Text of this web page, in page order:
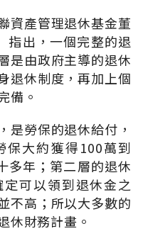
資產管理退休基金董
出，一個完整的退
是由政府主導的退休
退休制度，再加上個
備。
是勞保的退休給付，
保大約獲得100萬到
多年；第二層的退休
可以領到退休金之
不高；所以大多數的
休財務計畫。